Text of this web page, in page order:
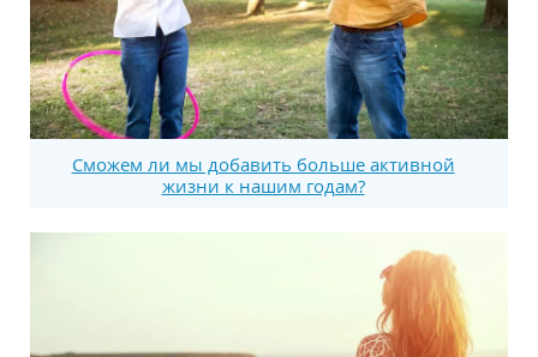
Сможем ли мы добавить больше активной
жизни к нашим годам?